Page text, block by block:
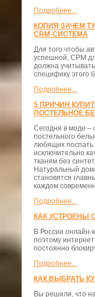
Подробнее...
КОПИЯ ЗАЧЕМ
CRM-СИСТЕМА
Для того чтобы
успешной, СРМ
должна
специфику этого
Подробнее...
5 ПРИЧИН
ПОСТЕЛЬНОЕ
Сегодня в моде –
постельного
любящих поспать
исключительно
тканям без
Натуральный
становятся
каждом
Подробнее...
КАК УСТРОЕНЫ
В России
поэтому
постоянно
Подробнее...
КАК ВЫБРАТЬ
Вы решили, что